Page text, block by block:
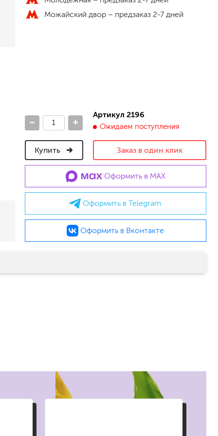
песок (эффект песчаных вихрей)
фактурные краски
для металла (по ржавчине)
ПФ-115
эмали универсальные
краски универсальные
резиновая краска
аэрозольные (в баллончиках)
Можайский двор – предзаказ 2-7 дней
- +
Артикул 2196
Ожидаем поступления
Купить Заказ в один клик
Оформить в MAX
Оформить в Telegram
Оформить в Вконтакте